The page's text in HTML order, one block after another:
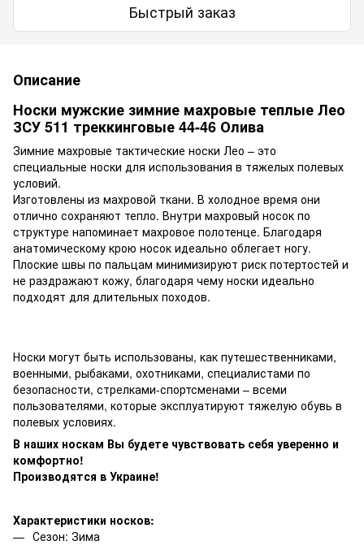
Быстрый заказ
Описание
Носки мужские зимние махровые теплые Лео
ЗСУ 511 треккинговые 44-46 Олива
Зимние махровые тактические носки Лео – это
специальные носки для использования в тяжелых полевых
условий.
Изготовлены из махровой ткани. В холодное время они
отлично сохраняют тепло. Внутри махровый носок по
структуре напоминает махровое полотенце. Благодаря
анатомическому крою носок идеально облегает ногу.
Плоские швы по пальцам минимизируют риск потертостей и
не раздражают кожу, благодаря чему носки идеально
подходят для длительных походов.
Носки могут быть использованы, как путешественниками,
военными, рыбаками, охотниками, специалистами по
безопасности, стрелками-спортсменами – всеми
пользователями, которые эксплуатируют тяжелую обувь в
полевых условиях.
В наших носкам Вы будете чувствовать себя уверенно и
комфортно!
Производятся в Украине!
Характеристики носков:
Сезон: Зима